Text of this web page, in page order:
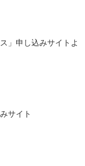
」申し込みサイトよ
サイト